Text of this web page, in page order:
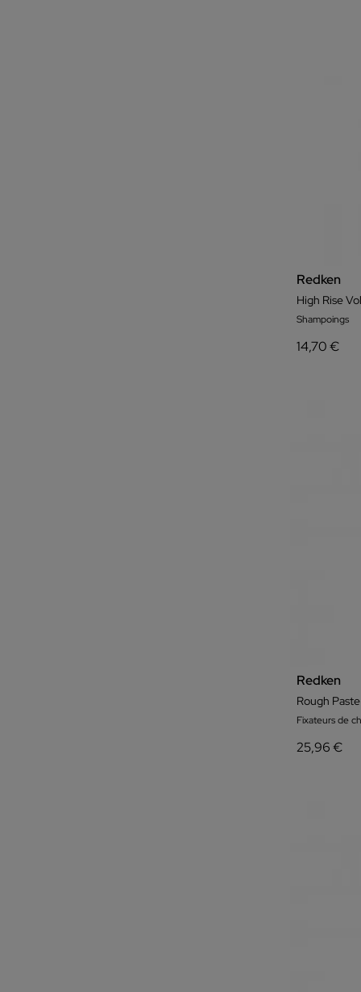
Redken
High Rise
Shampoings
14,70 €
Redken
Rough
Fixateurs de
25,96 €